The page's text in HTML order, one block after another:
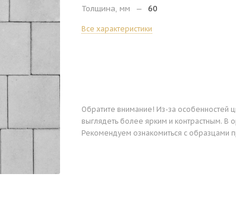
Толщина, мм
— 60
Все характеристики
Обратите внимание! Из-за особенностей
выглядеть более ярким и контрастным. В
Рекомендуем ознакомиться с образцами